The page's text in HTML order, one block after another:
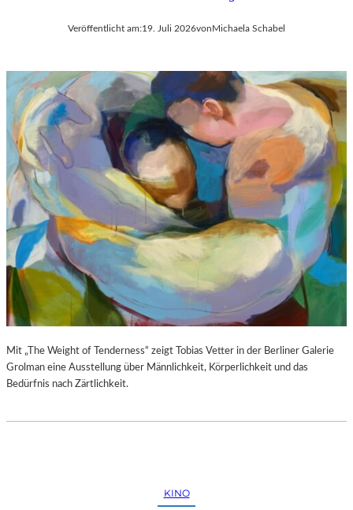
Veröffentlicht am:19. Juli 2026von Michaela Schabel
Mit „The Weight of Tenderness“ zeigt Tobias Vetter in der Berliner Galerie
Grolman eine Ausstellung über Männlichkeit, Körperlichkeit und das
Bedürfnis nach Zärtlichkeit.
KINO